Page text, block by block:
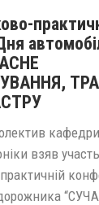
кафедри
взяв